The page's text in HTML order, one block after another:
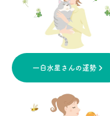
一白水星さんの運勢